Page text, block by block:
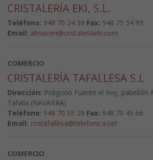
CRISTALERÍA EKI, S.L.
Teléfono: 948 70 24 39 Fax: 948 75 54 95
Email: almacen@cristaleriaeki.com
COMERCIO
CRISTALERÍA TAFALLESA S.L
Dirección: Poligono Fuente el Rey, pabellón
Tafalla (NAVARRA)
Teléfono: 948 70 05 29 Fax: 948 70 45 66
Email: cristafallesa@telefonica.net
COMERCIO